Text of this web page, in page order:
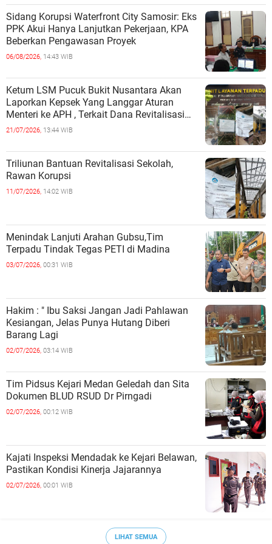
Sidang Korupsi Waterfront City Samosir: Eks
PPK Akui Hanya Lanjutkan Pekerjaan, KPA
Beberkan Pengawasan Proyek
06/08/2026, 14:43 WIB
Ketum LSM Pucuk Bukit Nusantara Akan
Laporkan Kepsek Yang Langgar Aturan
Menteri ke APH , Terkait Dana Revitalisasi
Sekolah
21/07/2026, 13:44 WIB
Triliunan Bantuan Revitalisasi Sekolah,
Rawan Korupsi
11/07/2026, 14:02 WIB
Menindak Lanjuti Arahan Gubsu,Tim
Terpadu Tindak Tegas PETI di Madina
03/07/2026, 00:31 WIB
Hakim : " Ibu Saksi Jangan Jadi Pahlawan
Kesiangan, Jelas Punya Hutang Diberi
Barang Lagi
02/07/2026, 03:14 WIB
Tim Pidsus Kejari Medan Geledah dan Sita
Dokumen BLUD RSUD Dr Pirngadi
02/07/2026, 00:12 WIB
Kajati Inspeksi Mendadak ke Kejari Belawan,
Pastikan Kondisi Kinerja Jajarannya
02/07/2026, 00:01 WIB
LIHAT SEMUA